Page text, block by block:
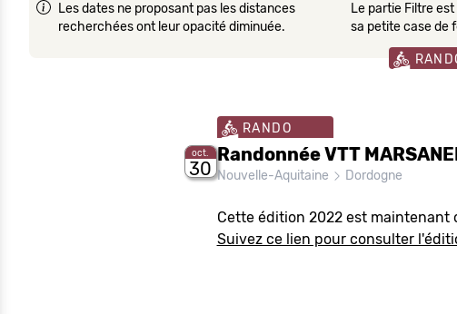
Les dates ne proposant pas les distances
recherchées ont leur opacité diminuée.
Le partie Filtre
sa petite case de
oct.
30
RANDO
Randonnée VTT
Nouvelle-Aquitaine Dordogne
Cette édition 2022 est maintenant
Suivez ce lien pour consulter